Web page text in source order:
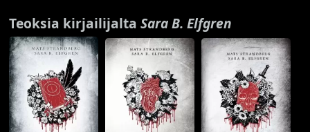
Teoksia kirjailijaltaSara B. Elfgren